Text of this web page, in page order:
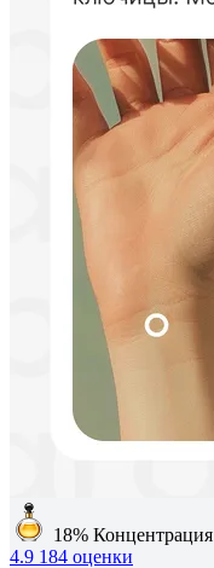
18% Концентрация
4.9 184 оценки